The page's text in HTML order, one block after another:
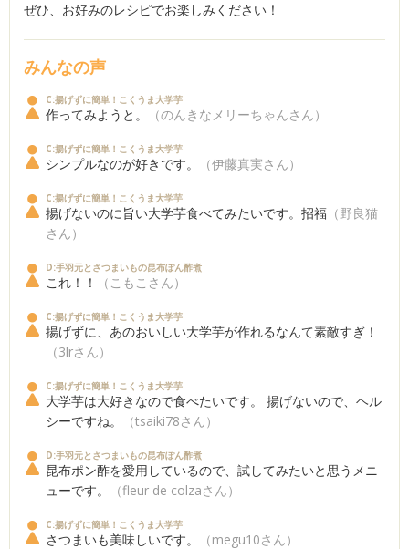
ぜひ、お好みのレシピでお楽しみください！
みんなの声
C:揚げずに簡単！こくうま大学芋
作ってみようと。 （のんきなメリーちゃんさん）
C:揚げずに簡単！こくうま大学芋
シンプルなのが好きです。 （伊藤真実さん）
C:揚げずに簡単！こくうま大学芋
揚げないのに旨い大学芋食べてみたいです。招福 （野良猫
さん）
D:手羽元とさつまいもの昆布ぽん酢煮
これ！！ （こもこさん）
C:揚げずに簡単！こくうま大学芋
揚げずに、あのおいしい大学芋が作れるなんて素敵すぎ！
（3lrさん）
C:揚げずに簡単！こくうま大学芋
大学芋は大好きなので食べたいです。 揚げないので、ヘル
シーですね。
（tsaiki78さん）
D:手羽元とさつまいもの昆布ぽん酢煮
昆布ポン酢を愛用しているので、試してみたいと思うメニ
ューです。
（fleur de colzaさん）
C:揚げずに簡単！こくうま大学芋
さつまいも美味しいです。 （megu10さん）